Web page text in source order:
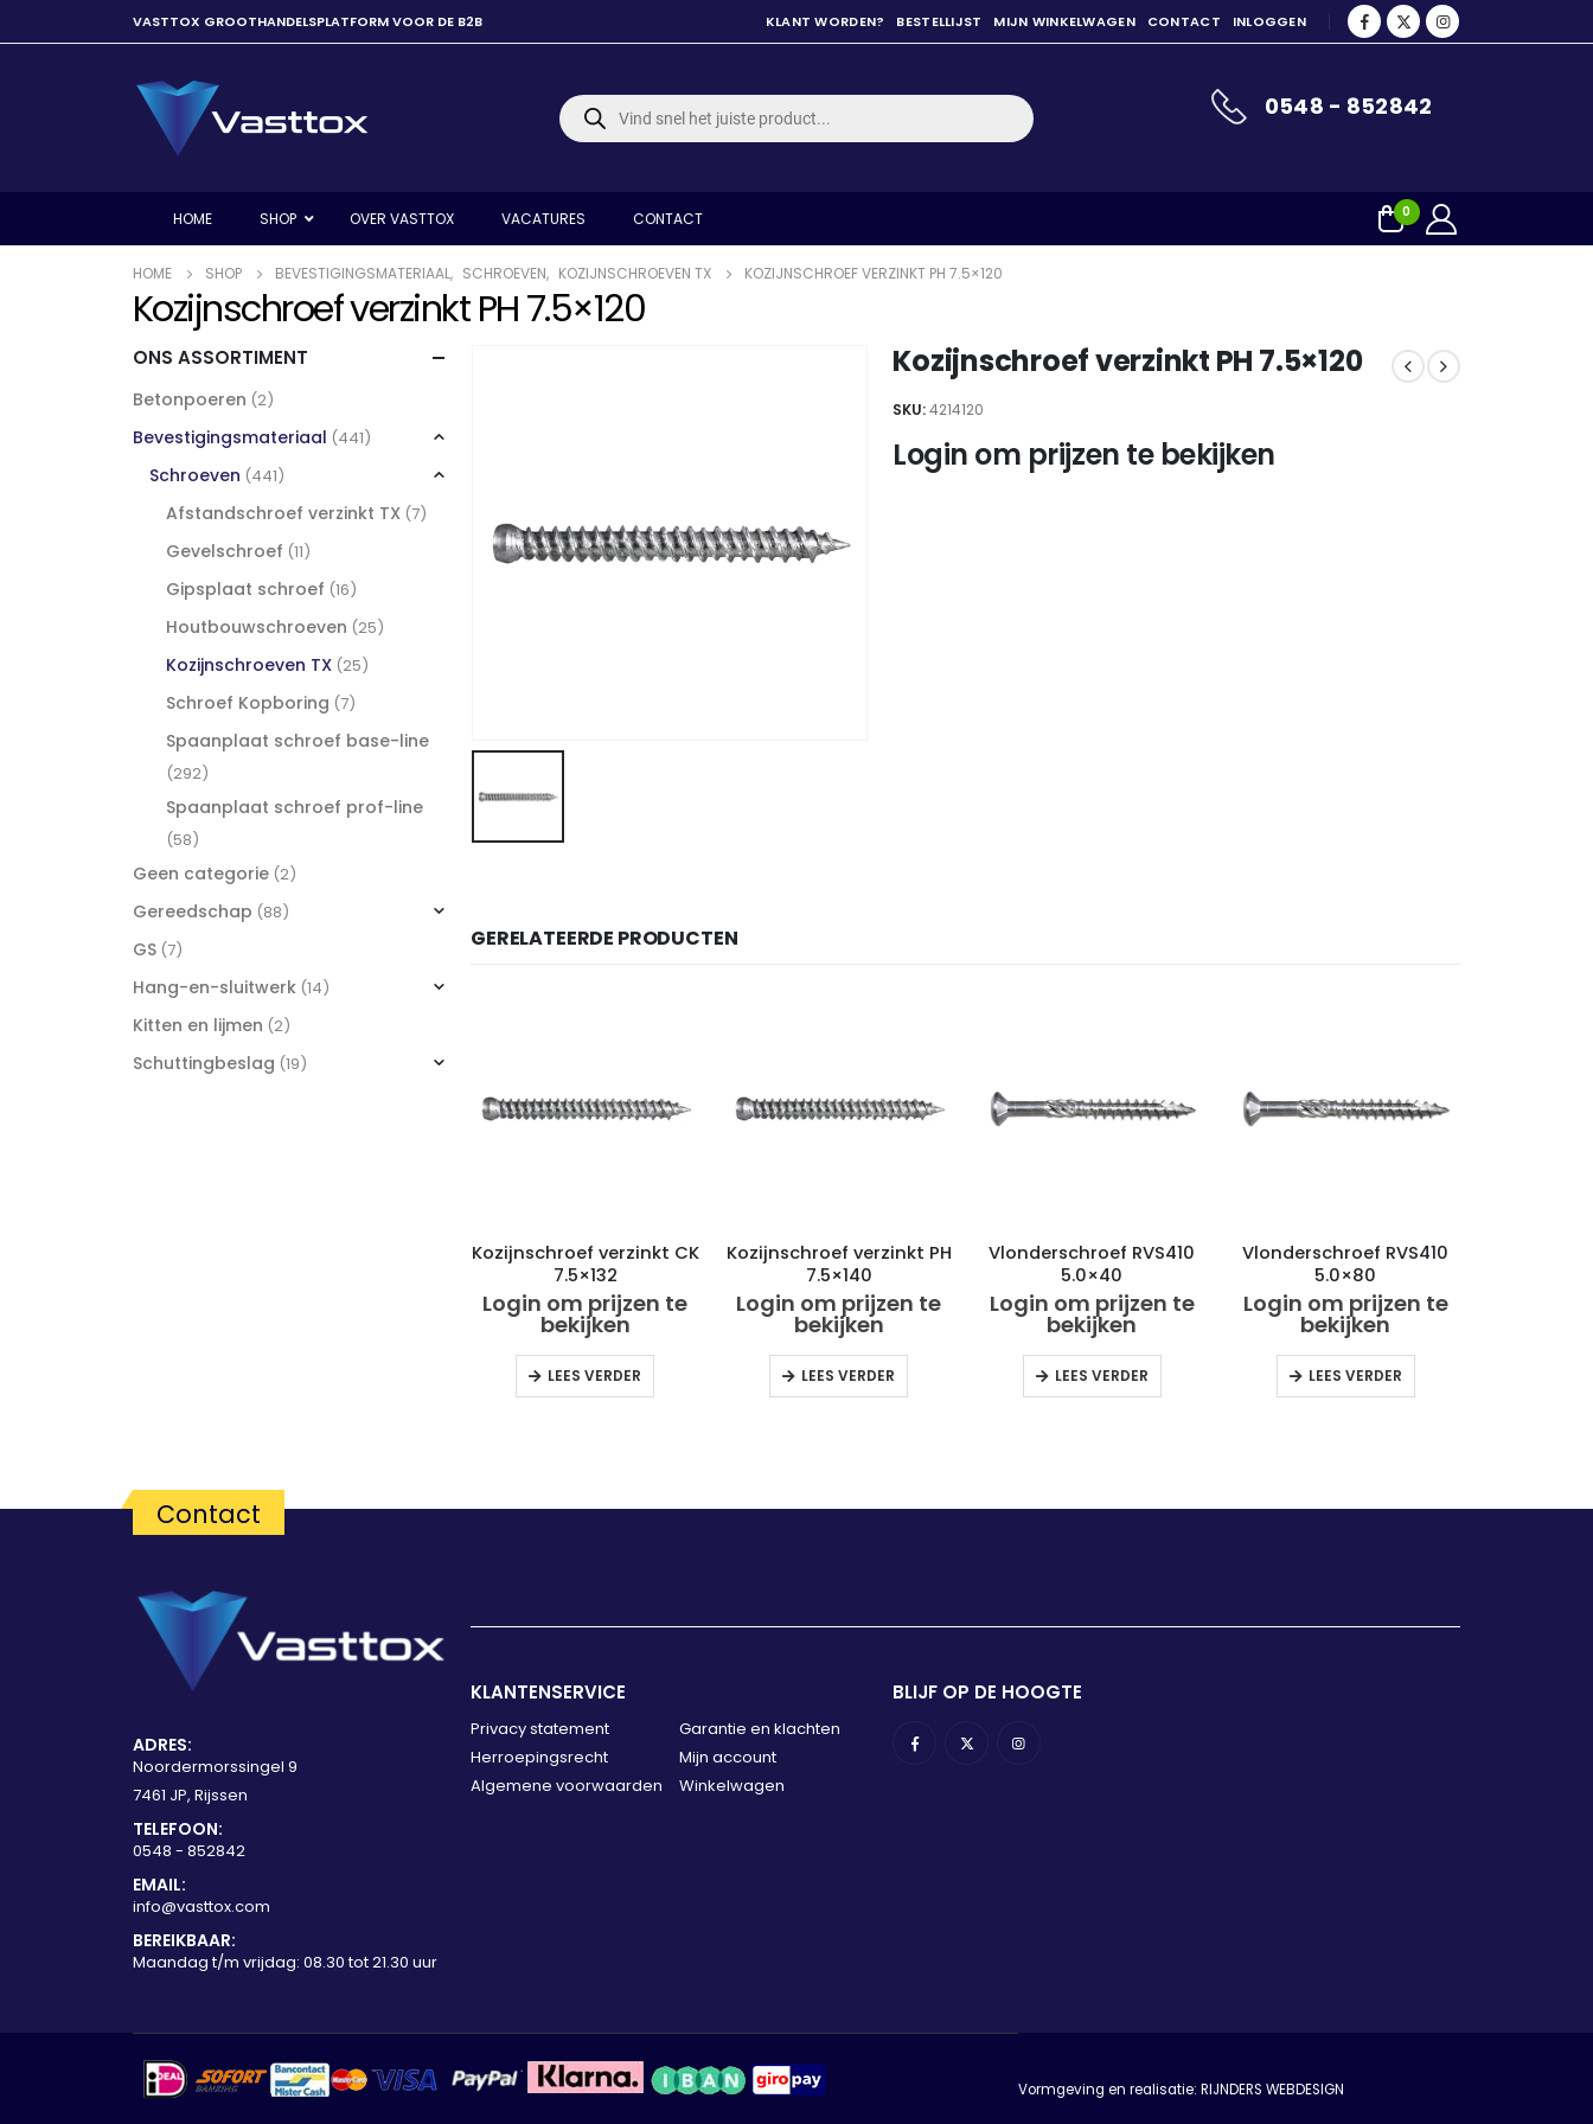
VASTTOX GROOTHANDELSPLATFORM VOOR DE B2B KLANT WORDEN? BESTELLIJST MIJN WINKELWAGEN CONTACT INLOGGEN
Producten
zoeken 0548 - 852842
HOME SHOP OVER VASTTOX VACATURES CONTACT 0
HOME SHOP BEVESTIGINGSMATERIAAL, SCHROEVEN, KOZIJNSCHROEVEN TX KOZIJNSCHROEF VERZINKT PH 7.5×120
Kozijnschroef verzinkt PH 7.5×120
Kozijnschroef verzinkt PH 7.5×120
SKU:4214120
Login om prijzen te bekijken
GERELATEERDE PRODUCTEN
Kozijnschroef verzinkt CK
7.5×132
Login om prijzen te
bekijken
LEES VERDER
Kozijnschroef verzinkt PH
7.5×140
Login om prijzen te
bekijken
LEES VERDER
Vlonderschroef RVS410
5.0×40
Login om prijzen te
bekijken
LEES VERDER
Vlonderschroef RVS410
5.0×80
Login om prijzen te
bekijken
LEES VERDER
ONS ASSORTIMENT
Betonpoeren (2)
Bevestigingsmateriaal (441)
Schroeven (441)
Afstandschroef verzinkt TX (7)
Gevelschroef (11)
Gipsplaat schroef (16)
Houtbouwschroeven (25)
Kozijnschroeven TX (25)
Schroef Kopboring (7)
Spaanplaat schroef base-line
(292)
Spaanplaat schroef prof-line
(58)
Geen categorie (2)
Gereedschap (88)
GS (7)
Hang-en-sluitwerk (14)
Kitten en lijmen (2)
Schuttingbeslag (19)
Contact
ADRES:
Noordermorssingel 9
7461 JP, Rijssen
TELEFOON:
0548 - 852842
EMAIL:
info@vasttox.com
BEREIKBAAR:
Maandag t/m vrijdag: 08.30 tot 21.30 uur
KLANTENSERVICE
Privacy statement
Herroepingsrecht
Algemene voorwaarden
Garantie en klachten
Mijn account
Winkelwagen
BLIJF OP DE HOOGTE
Vormgeving en realisatie: RIJNDERS WEBDESIGN